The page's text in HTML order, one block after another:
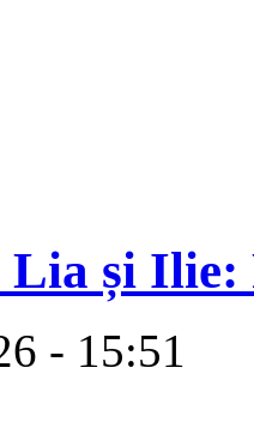
și Ilie:
- 15:51